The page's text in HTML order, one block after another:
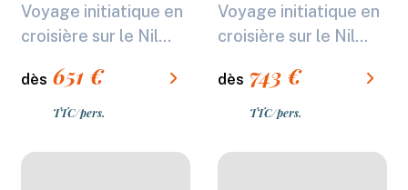
visites) ****
Voyage initiatique en
croisière sur le Nil...
dès 651 €
TTC/pers.
pharaons *****
Voyage initiatique en
croisière sur le Nil...
dès 743 €
TTC/pers.